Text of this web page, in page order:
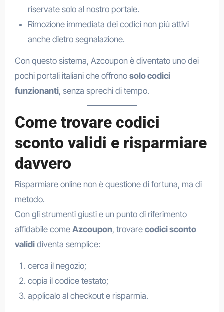
riservate solo al nostro portale.
Rimozione immediata dei codici non più attivi
anche dietro segnalazione.
Con questo sistema, Azcoupon è diventato uno dei
pochi portali italiani che offrono solo codici
funzionanti, senza sprechi di tempo.
Come trovare codici
sconto validi e risparmiare
davvero
Risparmiare online non è questione di fortuna, ma di
metodo.
Con gli strumenti giusti e un punto di riferimento
affidabile come Azcoupon, trovare codici sconto
valididiventa semplice:
cerca il negozio;
copia il codice testato;
applicalo al checkout e risparmia.